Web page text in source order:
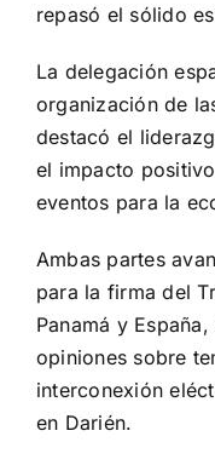
repasó el sólido
La delegación
organización de
destacó el
el impacto
eventos para la
Ambas partes
para la firma del
Panamá y
opiniones sobre
interconexión
en Darién.